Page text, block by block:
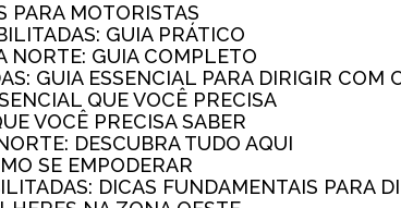
PARA MOTORISTAS
GUIA PRÁTICO
NORTE: GUIA COMPLETO
GUIA ESSENCIAL PARA DIRIGIR COM
QUE VOCÊ PRECISA
VOCÊ PRECISA SABER
DESCUBRA TUDO AQUI
SE EMPODERAR
DICAS FUNDAMENTAIS PARA